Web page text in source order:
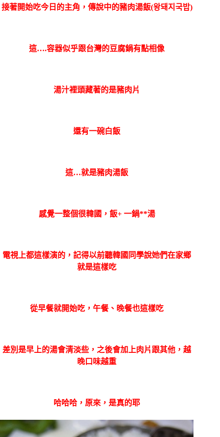
接著開始吃今日的主角，傳說中的豬肉湯飯(왕돼지국밥)
這….容器似乎跟台灣的豆腐鍋有點相像
湯汁裡頭藏著的是豬肉片
還有一碗白飯
這…就是豬肉湯飯
感覺一整個很韓國，飯+ 一鍋**湯
電視上都這樣演的，記得以前聽韓國同學說她們在家鄉
就是這樣吃
從早餐就開始吃，午餐、晚餐也這樣吃
差別是早上的湯會清淡些，之後會加上肉片跟其他，越
晚口味越重
哈哈哈，原來，是真的耶